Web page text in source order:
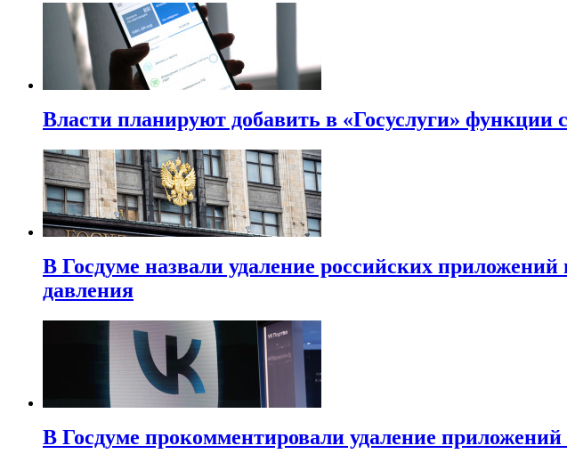
Власти планируют добавить в «Госуслуги» функции
В Госдуме назвали удаление российских
давления
В Госдуме прокомментировали удаление